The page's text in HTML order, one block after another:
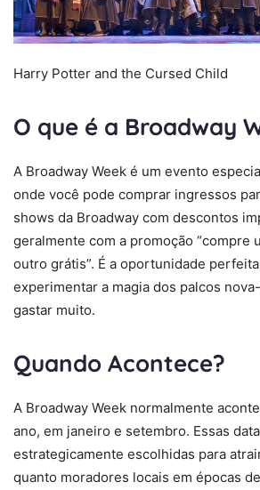
Harry Potter and the Cursed Child
O que é a Broadway
A Broadway Week é um evento
onde você pode comprar ingressos
shows da Broadway com descontos
geralmente com a promoção “compre
outro grátis”. É a oportunidade
experimentar a magia dos palcos
gastar muito.
Quando Acontece?
A Broadway Week normalmente
ano, em janeiro e setembro. Essas
estrategicamente escolhidas para
quanto moradores locais em épocas